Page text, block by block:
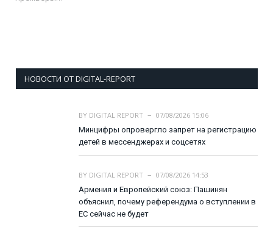
НОВОСТИ ОТ DIGITAL-REPORT
BY DIGITAL REPORT
07/08/2026 15:06
Минцифры опровергло запрет на регистрацию
детей в мессенджерах и соцсетях
BY DIGITAL REPORT
07/08/2026 14:53
Армения и Европейский союз: Пашинян
объяснил, почему референдума о вступлении в
ЕС сейчас не будет